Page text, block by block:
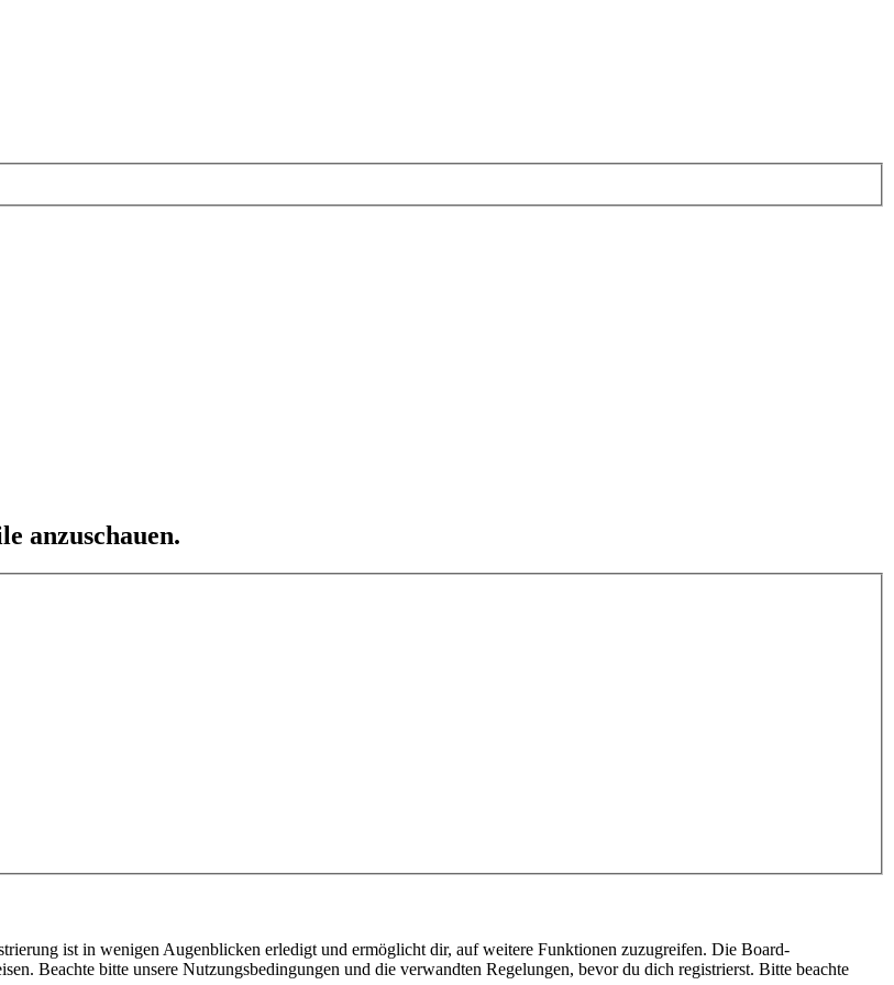
anzuschauen.
ist in wenigen Augenblicken erledigt und ermöglicht dir, auf weitere Funktionen zuzugreifen. Die Board-
Beachte bitte unsere Nutzungsbedingungen und die verwandten Regelungen, bevor du dich registrierst. Bitte beachte